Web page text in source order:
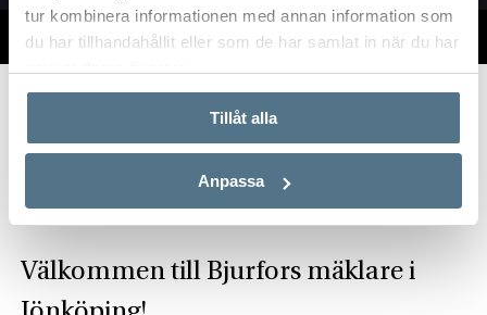
tur kombinera informationen med annan information som
du har tillhandahållit eller som de har samlat in när du har
Tillåt alla
Anpassa
TILL SALU VI PÅ KONTORET VÄRDERA
Hitta mäklare i Jönköping
Välkommen till Bjurfors mäklare i